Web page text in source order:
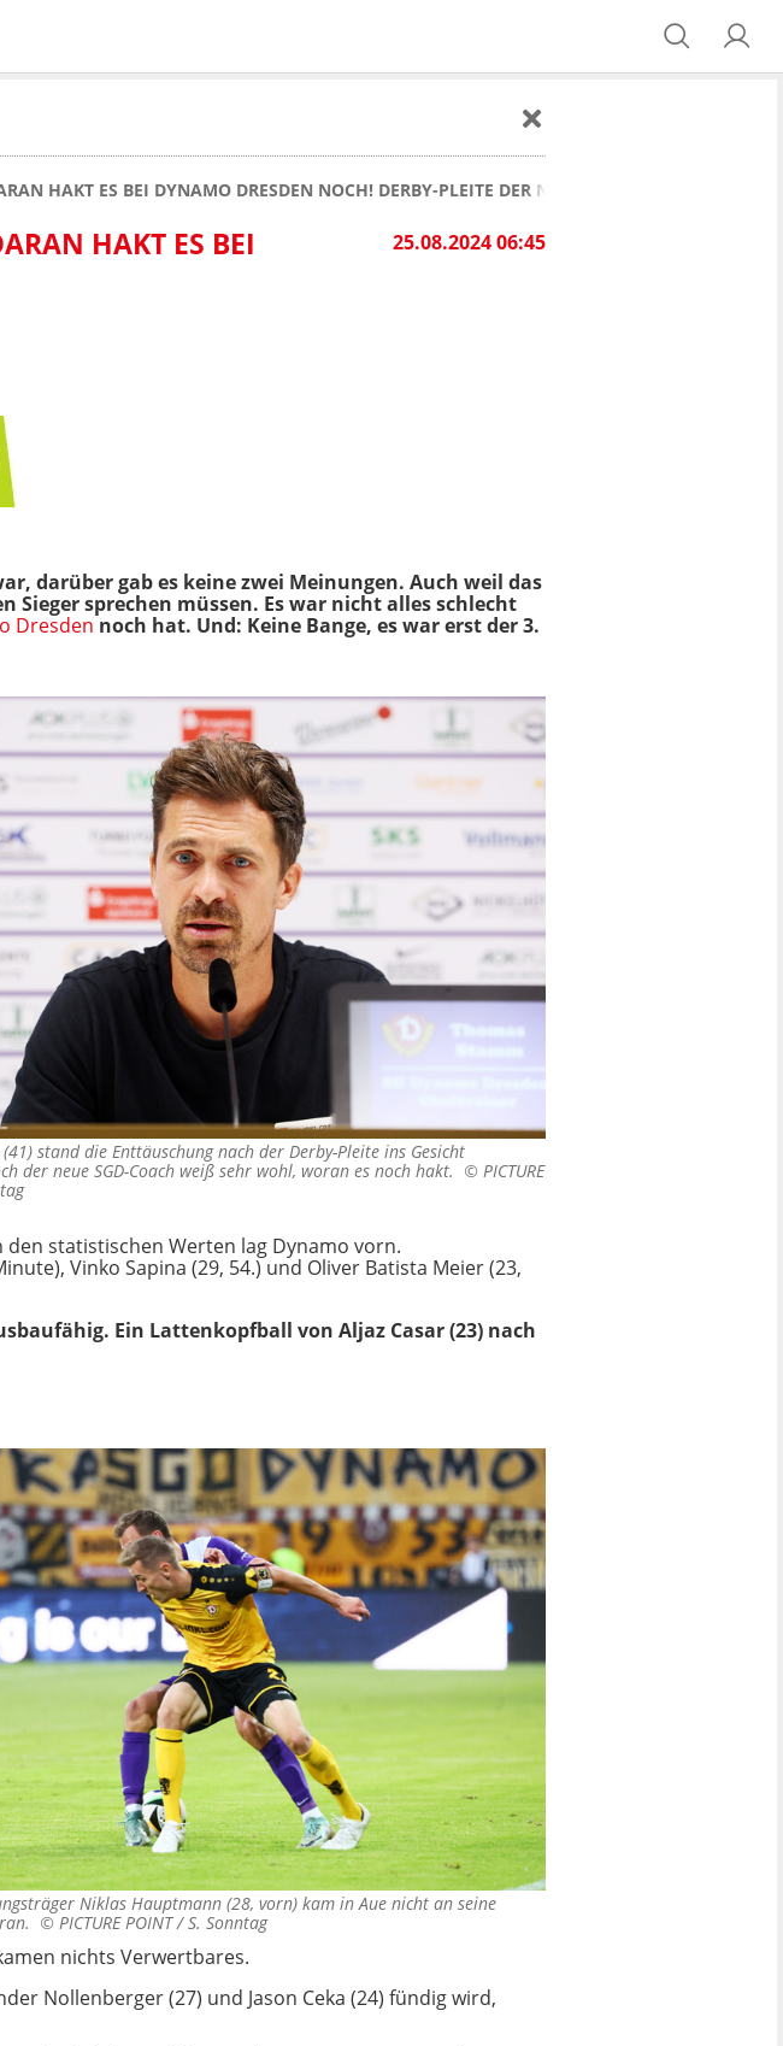
HAKT ES BEI DYNAMO DRESDEN NOCH! DERBY-PLEITE DER NÖTIGE WARNSCHUSS?
25.08.2024 06:45
HAKT ES BEI
darüber gab es keine zwei Meinungen. Auch weil das
sprechen müssen. Es war nicht alles schlecht
Dresden noch hat. Und: Keine Bange, es war erst der 3.
stand die Enttäuschung nach der Derby-Pleite ins Gesicht
der neue SGD-Coach weiß sehr wohl, woran es noch hakt. © PICTURE
den statistischen Werten lag Dynamo vorn.
Vinko Sapina (29, 54.) und Oliver Batista Meier (23,
Ein Lattenkopfball von Aljaz Casar (23) nach
Niklas Hauptmann (28, vorn) kam in Aue nicht an seine
© PICTURE POINT / S. Sonntag
nichts Verwertbares.
Nollenberger (27) und Jason Ceka (24) fündig wird,